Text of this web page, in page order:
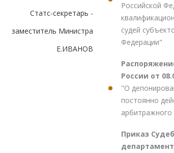
Статс-секретарь -
заместитель Министра
Е.ИВАНОВ
Российской
судей
Федерации"
России от
"О
постоянно
Приказ